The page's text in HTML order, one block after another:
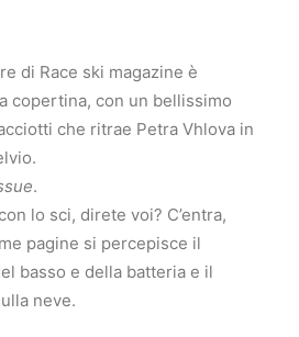
di Race ski magazine è
copertina, con un bellissimo
che ritrae Petra Vhlova in
.
lo sci, direte voi? C’entra,
pagine si percepisce il
basso e della batteria e il
neve.